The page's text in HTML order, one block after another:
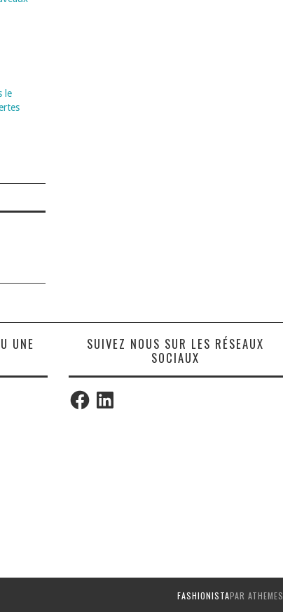
le
UNE
SUIVEZ NOUS SUR LES RÉSEAUX
SOCIAUX
FacebookLinkedIn
FASHIONISTAPAR ATHEMES